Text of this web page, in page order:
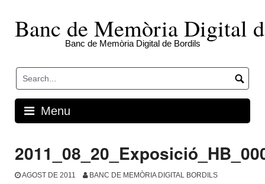
contentBanc de Memòria Digital
Banc de Memòria Digital de Bordils
Menu
AGOST DE 2011 BANC DE MEMÒRIA DIGITAL BORDILS